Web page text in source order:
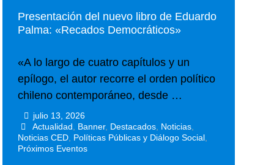
Presentación del nuevo libro de Eduardo
Palma: «Recados Democráticos»
«A lo largo de cuatro capítulos y un
epílogo, el autor recorre el orden político
chileno contemporáneo, desde …
julio 13, 2026
Actualidad Banner, Destacados, Noticias,
Noticias CED Políticas Públicas y Diálogo Social
Próximos Eventos